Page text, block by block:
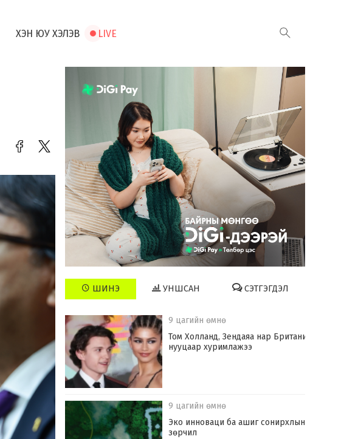
ХЭН ЮУ ХЭЛЭВ LIVE
ШИНЭ УНШСАН СЭТГЭГДЭЛ
9 цагийн өмнө
Том Холланд, Зендаяа нар Британид
нууцаар хуримлажээ
9 цагийн өмнө
Эко инноваци ба ашиг сонирхлын
зөрчил